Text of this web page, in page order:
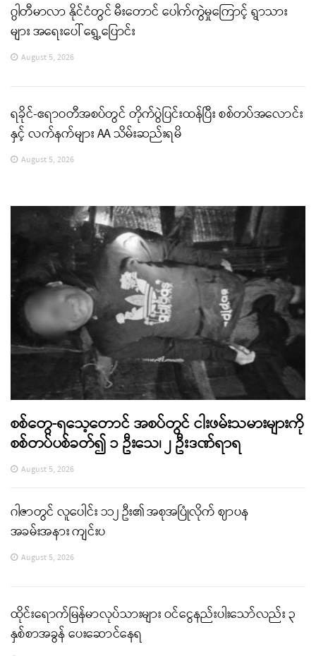
ဂွါတီမာလာ နိုင်ငံတွင် မီးတောင် ပေါက်ကွဲမှုကြောင့် ရွာသား
များ အရေးပေါ် ရွှေ့ပြောင်း
August 5, 2026
ရခိုင်-ဧရာဝတီအစပ်တွင် တိုက်ပွဲပြင်းထန်ပြီး စစ်တပ်အလောင်း
နှင့် လက်နက်များ AA သိမ်းဆည်းရမိ
August 5, 2026
စစ်တွေ-ရသေ့တောင် အစပ်တွင် ငါးဖမ်းသမားများကို
စစ်တပ်ပစ်ခတ်၍ ၁ ဦးသေ၊ ၂ ဦးဒဏ်ရာရ
August 5, 2026
ဂါဇာတွင် လူပေါင်း ၁၁၂ ဦး၏ အစုအပြုံလိုက် ဈာပန
အခမ်းအနား ကျင်းပ
August 5, 2026
ထိုင်းရောက်မြန်မာလုပ်သားများ ဝင်ငွေနည်းပါးသော်လည်း ၃
နှစ်စာအခွန် ပေးဆောင်နေရ